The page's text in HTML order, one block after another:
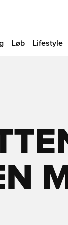
Løb Lifestyle